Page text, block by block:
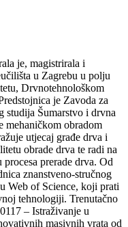
je, magistrirala i
u Zagrebu u polju
Drvnotehnološkom
je Zavoda za
studija Šumarstvo i drvna
mehaničkom obradom
utjecaj građe drva i
obrade drva te radi na
prerade drva. Od
znanstveno-stručnog
Web of Science, koji prati
tehnologiji. Trenutačno
– Istraživanje u
masivnih vrata od